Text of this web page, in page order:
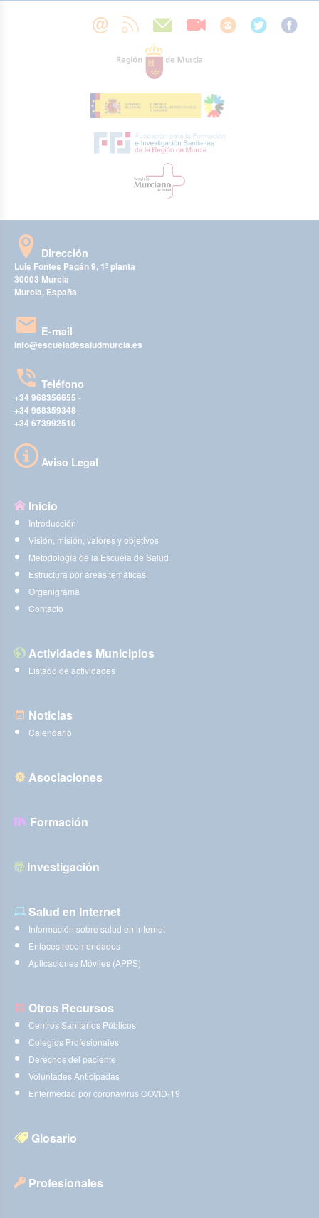
Dirección
Luis Fontes Pagán 9, 1ª planta
30003 Murcia
Murcia, España
E-mail
info@escueladesaludmurcia.es
Teléfono
+34 968356655 -
+34 968359348 -
+34 673992510
Aviso Legal
Inicio
Introducción
Visión, misión, valores y objetivos
Metodología de la Escuela de Salud
Estructura por áreas temáticas
Organigrama
Contacto
Actividades Municipios
Listado de actividades
Noticias
Calendario
Asociaciones
Formación
Investigación
Salud en Internet
Información sobre salud en internet
Enlaces recomendados
Aplicaciones Móviles (APPS)
Otros Recursos
Centros Sanitarios Públicos
Colegios Profesionales
Derechos del paciente
Voluntades Anticipadas
Enfermedad por coronavirus COVID-19
Glosario
Profesionales